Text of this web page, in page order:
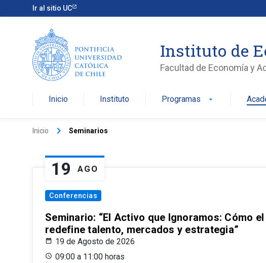
Ir al sitio UC
Instituto de
Facultad de Economía y
Inicio Instituto Programas arrow_drop_down
Inicio keyboard_arrow_right Seminarios
19 AGO
Conferencias
Seminario: “El Activo que Ignoramos: Cómo
redefine talento, mercados y estrategia”
19 de Agosto de 2026
09:00 a 11:00 horas